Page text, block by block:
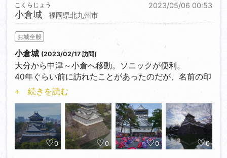
2023/05/06 00:53
小倉城
こくらじょう
福岡県北九州市
お城全般
小倉城 (2023/02/17 訪問)
大分から中津～小倉へ移動。ソニックが便利。
40年ぐらい前に訪れたことがあったのだが、名前の印
象と模擬天守だったことから、小さかったように
思っていたが、かなり大きく、至る場所から見ること
ができる。
天守は、最上段に縁側を巡らせ黒塗りの戸板で覆うこ
とで下階よりも大きく見せたり、白漆喰とのコントラ
+ 続きを読む
0 0 0 0